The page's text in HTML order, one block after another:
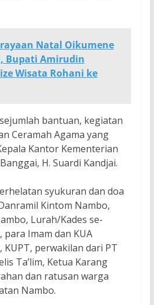
Natal Oikumene
Bupati Amirudin
Wisata Rohani ke
bantuan, kegiatan
Ceramah Agama yang
Kantor Kementerian
H. Suardi Kandjai.
syukuran dan doa
Kintom Nambo,
Lurah/Kades se-
para Imam dan KUA
KUPT, perwakilan dari PT
Ta’lim, Ketua Karang
dan ratusan warga
Nambo.